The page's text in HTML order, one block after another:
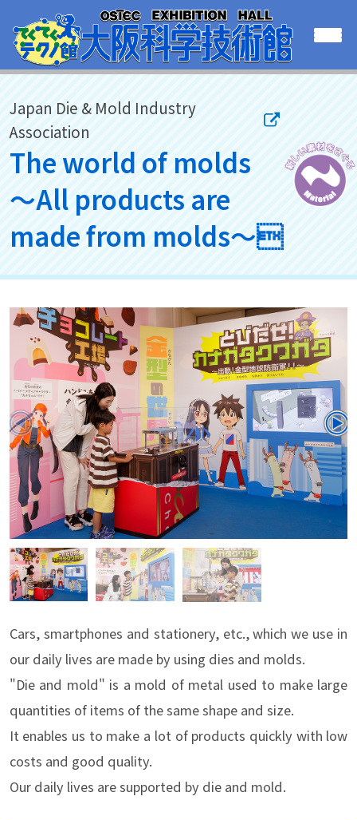
Japan Die & Mold Industry
Association
The world of molds
～All products are
made from molds～
Cars, smartphones and stationery, etc., which we use in
our daily lives are made by using dies and molds.
"Die and mold" is a mold of metal used to make large
quantities of items of the same shape and size.
It enables us to make a lot of products quickly with low
costs and good quality.
Our daily lives are supported by die and mold.